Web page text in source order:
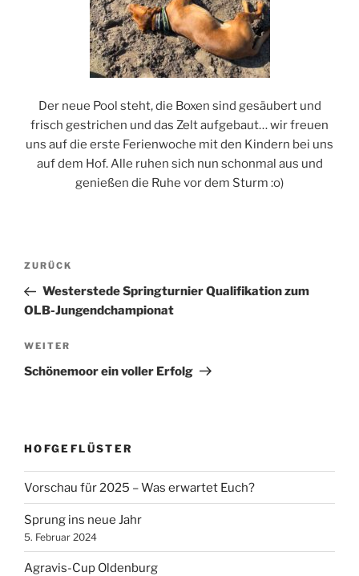
Der neue Pool steht, die Boxen sind gesäubert und
frisch gestrichen und das Zelt aufgebaut… wir freuen
uns auf die erste Ferienwoche mit den Kindern bei uns
auf dem Hof. Alle ruhen sich nun schonmal aus und
genießen die Ruhe vor dem Sturm :o)
Beitragsnavigation
Vorheriger
Beitrag
ZURÜCK
Westerstede Springturnier Qualifikation zum
OLB-Jungendchampionat
Nächster
Beitrag
WEITER
Schönemoor ein voller Erfolg
HOFGEFLÜSTER
Vorschau für 2025 – Was erwartet Euch?
Sprung ins neue Jahr
5. Februar 2024
Agravis-Cup Oldenburg